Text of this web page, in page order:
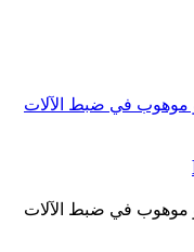
موهوب في ضبط الآلات
موهوب في ضبط الآلات